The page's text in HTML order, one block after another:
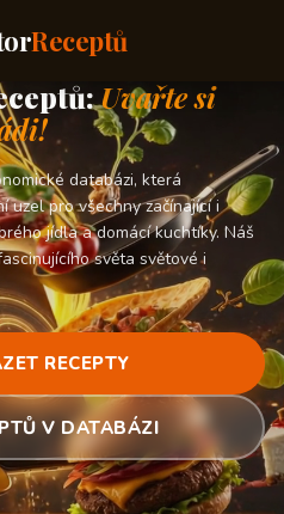
Receptů
Uvařte si
databázi, která
uzel pro všechny začínající i
jídla a domácí kuchtíky. Náš
světa světové i
RECEPTY
V DATABÁZI